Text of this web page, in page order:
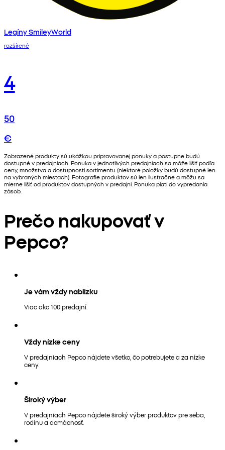
Legíny SmileyWorld
rozšírené
4
50
€
Zobrazené produkty sú ukážkou pripravovanej ponuky a postupne budú
dostupné v predajniach. Ponuka v jednotlivých predajniach sa môže líšiť podľa
ceny, množstva a dostupnosti sortimentu (niektoré položky budú dostupné len
na vybraných miestach). Fotografie produktov sú len ilustračné a môžu sa
mierne líšiť od produktov dostupných v predajni. Ponuka platí do vypredania
zásob.
Prečo nakupovať v
Pepco?
Je vám vždy nablízku
Viac ako 100 predajní.
Vždy nízke ceny
V predajniach Pepco nájdete všetko, čo potrebujete a za nízke
ceny.
Široký výber
V predajniach Pepco nájdete široký výber produktov pre seba,
rodinu a domácnosť.